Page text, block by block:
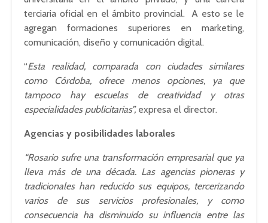
terciaria oficial en el ámbito provincial. A esto se le
agregan formaciones superiores en marketing,
comunicación, diseño y comunicación digital.
“Esta realidad, comparada con ciudades similares
como Córdoba, ofrece menos opciones, ya que
tampoco hay escuelas de creatividad y otras
especialidades publicitarias”,expresa el director.
Agencias y posibilidades laborales
“Rosario sufre una transformación empresarial que ya
lleva más de una década. Las agencias pioneras y
tradicionales han reducido sus equipos, tercerizando
varios de sus servicios profesionales, y como
consecuencia ha disminuido su influencia entre las